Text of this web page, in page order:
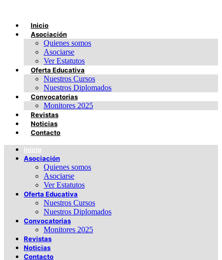
Inicio
Asociación
Quienes somos
Asociarse
Ver Estatutos
Oferta Educativa
Nuestros Cursos
Nuestros Diplomados
Convocatorias
Monitores 2025
Revistas
Noticias
Contacto
Inicio
Asociación
Quienes somos
Asociarse
Ver Estatutos
Oferta Educativa
Nuestros Cursos
Nuestros Diplomados
Convocatorias
Monitores 2025
Revistas
Noticias
Contacto